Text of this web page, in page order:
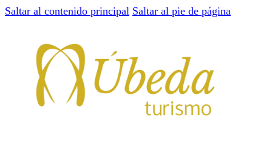
Saltar al contenido principal Saltar al pie de página